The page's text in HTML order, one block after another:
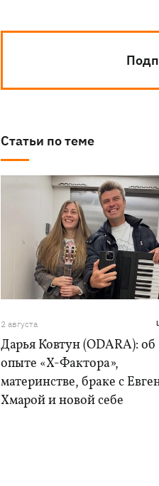
Статьи по теме
2 августа
Дарья Ковтун (ODARA): об
опыте «Х-Фактора»,
материнстве, браке с
Хмарой и новой себе